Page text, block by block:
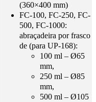
(360×400 mm)
FC-100, FC-250, FC-
500, FC-1000:
abraçadeira por frasco
de (para UP-168):
100 ml – Ø65
mm,
250 ml – Ø85
mm,
500 ml – Ø105